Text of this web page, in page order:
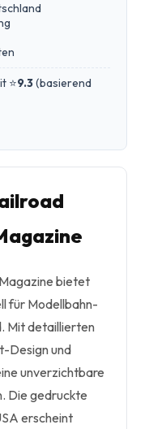
⭐9.3(basierend
bietet
für Modellbahn-
Mit detaillierten
Design und
unverzichtbare
Die gedruckte
erscheint